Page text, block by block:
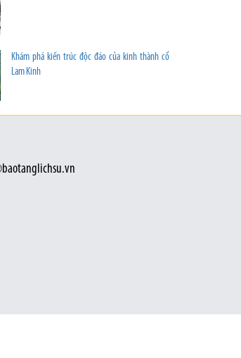
Khám phá kiến trúc độc đáo của kinh thành cổ
Lam Kinh